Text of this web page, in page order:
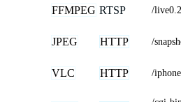
FFMPEG RTSP /
JPEG HTTP /
VLC HTTP /